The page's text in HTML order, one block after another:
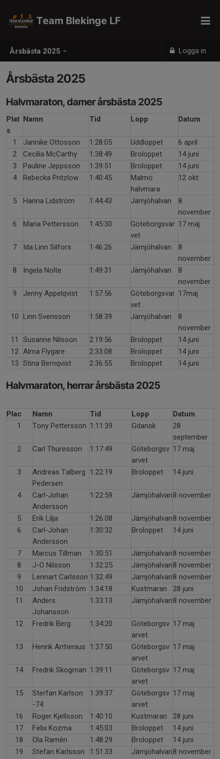
Årsbästa 2025 Logga in
Team Blekinge LF
Årsbästa 2025
Halvmaraton, damer årsbästa 2025
Plat
s
Namn Tid Lopp Datum
1 Jannike Ottosson 1:28:05 Uddloppet
6 april
2
Cecilia McCarthy 1:38:49 Broloppet
14 juni
3
Pauline Jeppsson 1:39:51 Broloppet
14 juni
4
Rebecka Pritzlow 1:40:45
Malmö
halvmara
12 okt
5 Hanna Lidström 1:44:43 Jämjöhalvan
8
november
6
Maria Pettersson 1:45:30
Göteborgsvar
vet
17 maj
7 Ida Linn Silfors 1:46:26 Jämjöhalvan
8
november
8
Ingela Nolte 1:49:31 Jämjöhalvan
8
november
9
Jenny Appelqvist 1:57:56
Göteborgsvar
vet
17maj
10 Linn Svensson 1:58:39 Jämjöhalvan
8
november
11
Susanne Nilsson 2:19:56 Broloppet
14 juni
12 Alma Flygare 2:33:08 Broloppet
14 juni
13 Stina Bernqvist 2:36:55 Broloppet 14 juni
Halvmaraton, herrar årsbästa 2025
Plac Namn Tid Lopp
Datum
1
Tony Pettersson 1:11:39 Gdansk
28
september
2
Carl Thuresson 1:17:49
Göteborgsv
arvet
17 maj
3
Andreas Talberg
Pedersen
1:22:19 Broloppet 14 juni
4
Carl-Johan
Andersson
1:22:59 Jämjöhalvan8 november
5 Erik Lilja 1:26:08 Jämjöhalvan8 november
6
Carl-Johan
Andersson
1:30:32 Broloppet 14 juni
7 Marcus Tillman 1:30:51 Jämjöhalvan8 november
8
J-O Nilsson 1:32:25 Jämjöhalvan8 november
9
Lennart Carlsson 1:32:49 Jämjöhalvan8 november
10
Johan Fridström 1:34:18 Kustmaran
28 juni
11
Anders
Johansson
1:33:13 Jämjöhalvan8 november
12 Fredrik Berg 1:34:20
Göteborgsv
arvet
17 maj
13 Henrik Arrhenius 1:37:50
Göteborgsv
arvet
17 maj
14 Fredrik Skogman 1:39:11
Göteborgsv
arvet
17 maj
15
Sterfan Karlson
-74
1:39:37
Göteborgsv
arvet
17 maj
16 Roger Kjellsson 1:40:10 Kustmaran
28 juni
17
Felix Kozma 1:45:03 Broloppet
14 juni
18
Ola Ramén 1:48:29 Broloppet
14 juni
19
Stefan Karlsson
1:51:33 Jämjöhalvan8 november